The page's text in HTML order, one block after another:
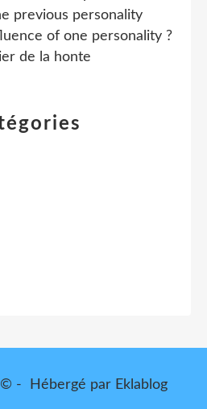
previous personality
of one personality ?
de la honte
© - Hébergé par Eklablog